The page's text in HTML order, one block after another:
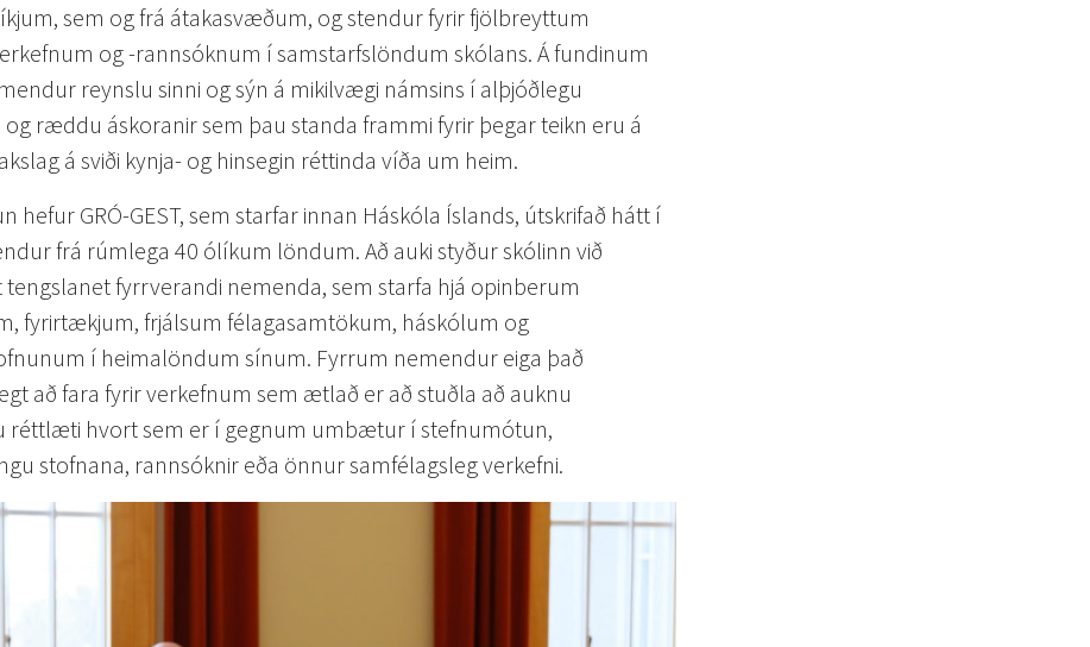
sem og frá átakasvæðum, og stendur fyrir fjölbreyttum
og -rannsóknum í samstarfslöndum skólans. Á fundinum
reynslu sinni og sýn á mikilvægi námsins í alþjóðlegu
og ræddu áskoranir sem þau standa frammi fyrir þegar teikn eru á
á sviði kynja- og hinsegin réttinda víða um heim.
hefur GRÓ-GEST, sem starfar innan Háskóla Íslands, útskrifað hátt í
frá rúmlega 40 ólíkum löndum. Að auki styður skólinn við
tengslanet fyrrverandi nemenda, sem starfa hjá opinberum
fyrirtækjum, frjálsum félagasamtökum, háskólum og
í heimalöndum sínum. Fyrrum nemendur eiga það
að fara fyrir verkefnum sem ætlað er að stuðla að auknu
réttlæti hvort sem er í gegnum umbætur í stefnumótun,
stofnana, rannsóknir eða önnur samfélagsleg verkefni.